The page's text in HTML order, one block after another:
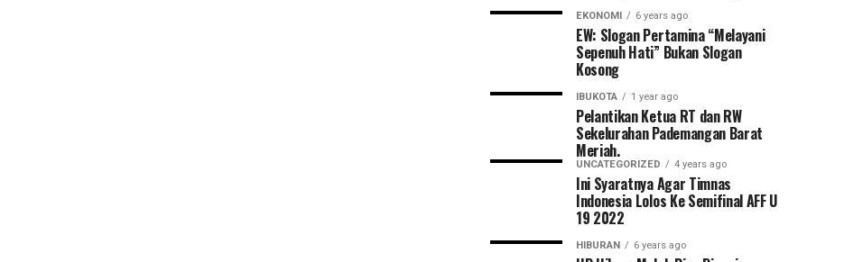
EKONOMI 6 years ago
EW: Slogan Pertamina “Melayani
Sepenuh Hati” Bukan Slogan
Kosong
IBUKOTA 1 year ago
Pelantikan Ketua RT dan RW
Sekelurahan Pademangan Barat
Meriah.
UNCATEGORIZED 4 years ago
Ini Syaratnya Agar Timnas
Indonesia Lolos Ke Semifinal AFF U
19 2022
HIBURAN 6 years ago